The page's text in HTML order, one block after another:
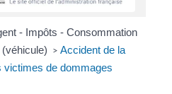
- Impôts - Consommation
> Accident de la
victimes de dommages